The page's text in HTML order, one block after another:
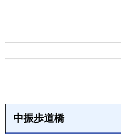
中振歩道橋